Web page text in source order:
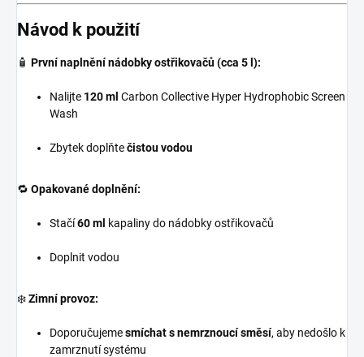
Návod k použití
🧴 První naplnění nádobky ostřikovačů (cca 5 l):
Nalijte 120 ml Carbon Collective Hyper Hydrophobic Screen
Wash
Zbytek doplňtečistou vodou
🔁 Opakované doplnění:
Stačí60 ml kapaliny do nádobky ostřikovačů
Doplnit vodou
❄️Zimní provoz:
Doporučujemesmíchat s nemrznoucí směsí, aby nedošlo k
zamrznutí systému